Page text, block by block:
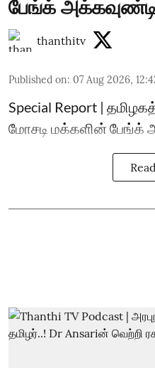
பேங்க்
thanthitv
Published on: 07 Aug 2026,
Special Report |
மோசடி மக்களின் பேங்க்